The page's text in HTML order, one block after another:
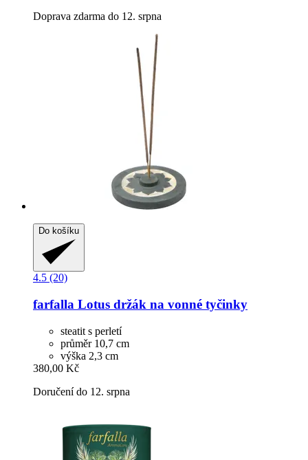
Doprava zdarma do 12. srpna
Do košíku
4.5 (20)
farfalla Lotus držák na vonné tyčinky
steatit s perletí
průměr 10,7 cm
výška 2,3 cm
380,00 Kč
Doručení do 12. srpna